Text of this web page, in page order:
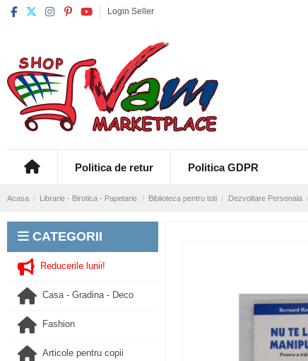
Login Seller
Politica de retur Politica GDPR
Acasa Librarie - Birotica - Papetarie Biblioteca pentru toti Dezvoltare Personala
CATEGORII
Reducerile lunii!
Casa - Gradina - Deco
Fashion
Articole pentru copii